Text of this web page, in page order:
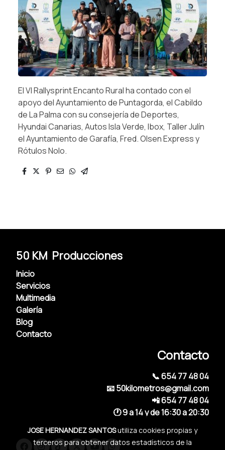
El VI Rallysprint Encanto Rural ha contado con el
apoyo del Ayuntamiento de Puntagorda, el Cabildo
de La Palma con su consejería de Deportes,
Hyundai Canarias, Autos Isla Verde, Ibox, Taller Julín
el Ayuntamiento de Garafía, Fred. Olsen Express y
Rótulos Nolo.
50 KM Producciones
Inicio
Servicios
Multimedia
Galería
Blog
Contacto
Contacto
📞 654 77 48 04
📧 50kilometros@gmail.com
📲 654 77 48 04
🕐 9 a 14 y de 16:30 a 20:30
JOSE HERNANDEZ SANTOSutiliza cookies propias y
terceros para obtener datos estadísticos de la